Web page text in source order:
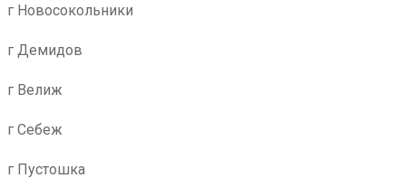
г Новосокольники
г Демидов
г Велиж
г Себеж
г Пустошка